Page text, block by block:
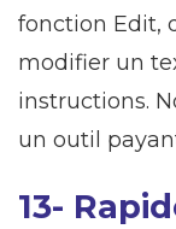
fonction Edit,
modifier un
instructions.
un outil
13-